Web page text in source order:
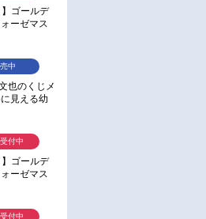
】ゴールデ
ーゼマス
再販】
也のくじメ
見える幼
欲が強いん
中
】ゴールデ
ーゼマス
販】
付中
付中